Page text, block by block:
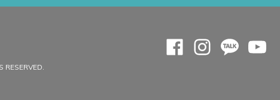
RESERVED.
Opens a new window
Opens a new
Opens